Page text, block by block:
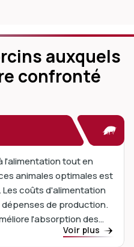
auxquels
confronté
l'alimentation tout en
animales optimales est
coûts d'alimentation
de production.
l'absorption des
Voir plus